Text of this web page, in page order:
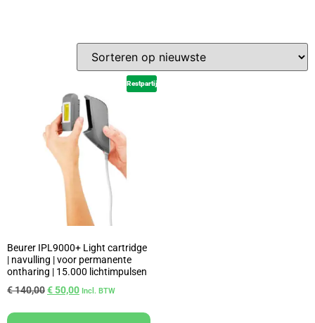
Restpartij
Beurer IPL9000+ Light cartridge
| navulling | voor permanente
ontharing | 15.000 lichtimpulsen
€140,00€50,00 Incl. BTW